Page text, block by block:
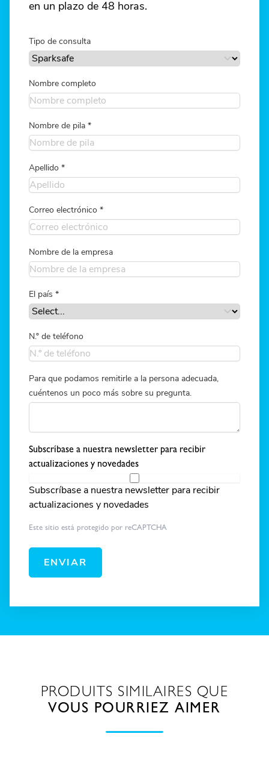
en un plazo de 48 horas.
Tipo de consulta
Nombre completo
Nombre de pila *
Apellido *
Correo electrónico *
Nombre de la empresa
El país *
N.º de teléfono
Para que podamos remitirle a la persona adecuada,
cuéntenos un poco más sobre su pregunta.
Subscríbase a nuestra newsletter para recibir
actualizaciones y novedades
Subscríbase a nuestra newsletter para recibir
actualizaciones y novedades
Este sitio está protegido por reCAPTCHA
ENVIAR
PRODUITS SIMILAIRES QUE
VOUS POURRIEZ AIMER